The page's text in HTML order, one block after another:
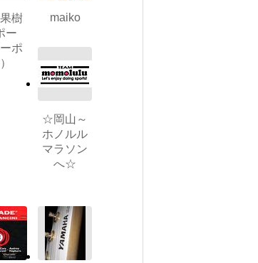
樹
ー
ーポ
maiko
☆岡山～
ホノルル
マラソン
へ☆